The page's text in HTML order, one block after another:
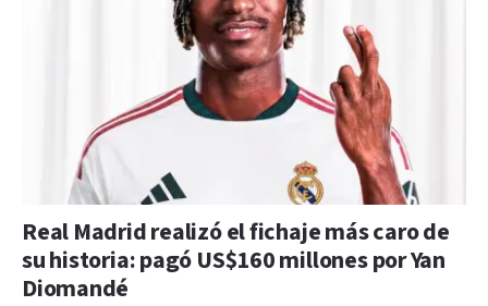
Real Madrid realizó el fichaje más caro de
su historia: pagó US$160 millones por Yan
Diomandé